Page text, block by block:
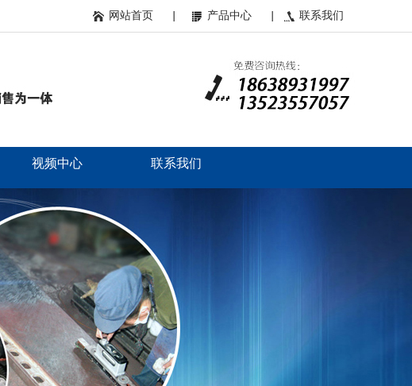
网站首页 产品中心 联系我们
视频中心 联系我们